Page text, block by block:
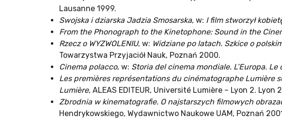
Lausanne 1999.
Swojska i dziarska Jadzia Smosarska, w: I film stworzył
From the Phonograph to the Kinetophone: Sound in the
Rzecz o WYZWOLENIU, w: Widziane po latach. Szkice o
Towarzystwa Przyjaciół Nauk, Poznań 2000.
Cinema polacco, w: Storia del cinema mondiale. L’Europa.
Les premières représentations du cinématographe Lumière
Lumière, ALEAS EDITEUR, Université Lumière – Lyon 2. Lyon
Zbrodnia w kinematografie. O najstarszych filmowych
Hendrykowskiego, Wydawnictwo Naukowe UAM, Poznań